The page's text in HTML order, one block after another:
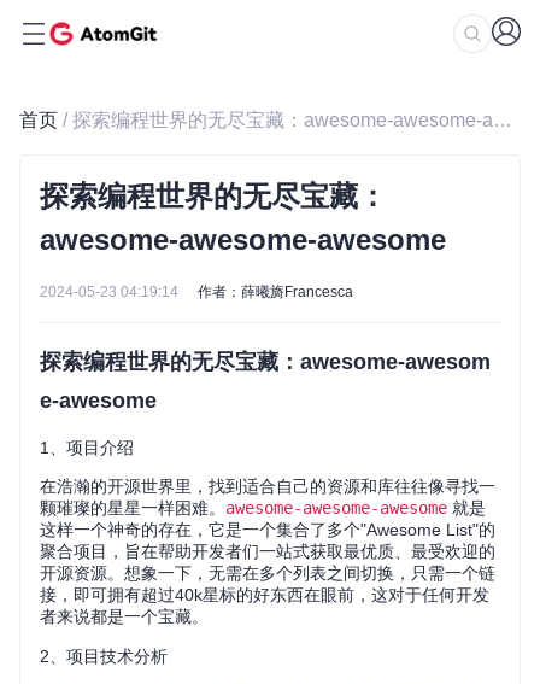
首页 / 探索编程世界的无尽宝藏：awesome-awesome-awesome
探索编程世界的无尽宝藏：
awesome-awesome-awesome
2024-05-23 04:19:14 作者：薛曦旖Francesca
探索编程世界的无尽宝藏：awesome-awesom
e-awesome
1、项目介绍
在浩瀚的开源世界里，找到适合自己的资源和库往往像寻找一
颗璀璨的星星一样困难。 awesome-awesome-awesome 就是
这样一个神奇的存在，它是一个集合了多个"Awesome List"的
聚合项目，旨在帮助开发者们一站式获取最优质、最受欢迎的
开源资源。想象一下，无需在多个列表之间切换，只需一个链
接，即可拥有超过40k星标的好东西在眼前，这对于任何开发
者来说都是一个宝藏。
2、项目技术分析